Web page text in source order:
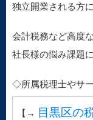
独立開業される方
会計税務など高度
社長様の悩み課題
◇所属税理士やサ
【→ 目黒区の